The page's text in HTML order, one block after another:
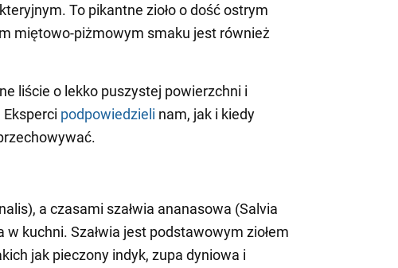
To pikantne zioło o dość ostrym
miętowo-piżmowym smaku jest również
liście o lekko puszystej powierzchni i
podpowiedzieli nam, jak i kiedy
a czasami szałwia ananasowa (Salvia
kuchni. Szałwia jest podstawowym ziołem
jak pieczony indyk, zupa dyniowa i